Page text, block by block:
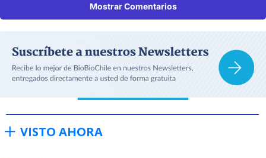
Mostrar Comentarios
VISTO AHORA